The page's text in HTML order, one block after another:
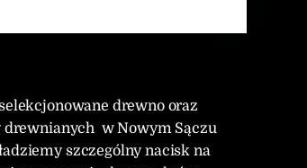
drewno oraz
drewnianych w Nowym Sączu
szczególny nacisk na